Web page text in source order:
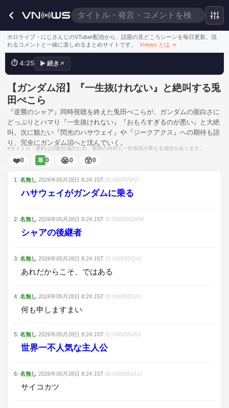
ホロライブ・にじさんじのVTuber配信から、話題の見どころシーンを毎日更新。流
れるコメントと一緒に楽しめるまとめサイトです。
Vnews とは →
💬 ぺこーら、ついに最新作に追いつくか
おもろすぎるのが悪い
⏱4:25 ▶ 続き ↗
【ガンダム沼】『一生抜けれない』と絶叫する兎
田ぺこら
『逆襲のシャア』同時視聴を終えた兎田ぺこらが、ガンダムの面白さに
どっぷりとハマり『一生抜けれない』『おもろすぎるのが悪い』と大絶
叫。次に観たい『閃光のハサウェイ』や『ジークアクス』への期待も語
り、完全にガンダム沼へと沈んでいく。
※タイトル・要約は自動生成のため、実際の内容と一部表現が異なる場合があります。
❤️0 草 0 😭0 😲0
1 : 名無し 2026年05月28日 8:24 JST ID:000055PZI
ハサウェイがガンダムに乗る
2: 名無し 2026年05月28日 8:24 JST ID:000055Q8W
シャアの後継者
3: 名無し 2026年05月28日 8:24 JST ID:000055QVL
あれだからこそ、ではある
4: 名無し 2026年05月28日 8:24 JST ID:000055S2U
何も申しますまい
5: 名無し 2026年05月28日 8:24 JST ID:000055U53
世界一不人気な主人公
6: 名無し 2026年05月28日 8:24 JST ID:000055ULU
サイコカツ